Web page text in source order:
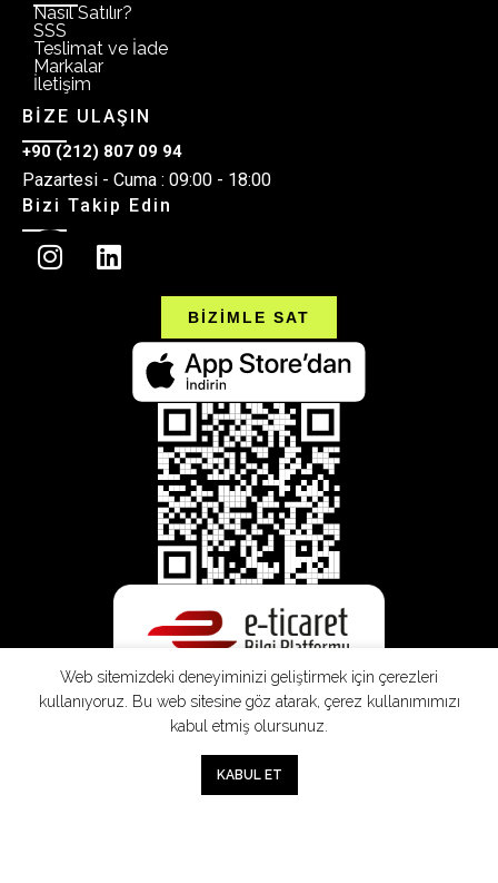
Nasıl Satılır?
SSS
Teslimat ve İade
Markalar
İletişim
BİZE ULAŞIN
+90 (212) 807 09 94
Pazartesi - Cuma : 09:00 - 18:00
Bizi Takip Edin
BİZİMLE SAT
Web sitemizdeki deneyiminizi geliştirmek için çerezleri
kullanıyoruz. Bu web sitesine göz atarak, çerez kullanımımızı
kabul etmiş olursunuz.
KABUL ET
Sepet